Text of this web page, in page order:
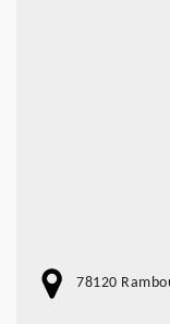
78120